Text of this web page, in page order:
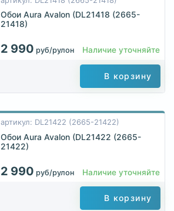
Обои Aura Avalon (DL21418 (2665-
21418)
2 990 руб/рулон Наличие уточняйте
В корзину
артикул: DL21422 (2665-21422)
Обои Aura Avalon (DL21422 (2665-
21422)
2 990 руб/рулон Наличие уточняйте
В корзину